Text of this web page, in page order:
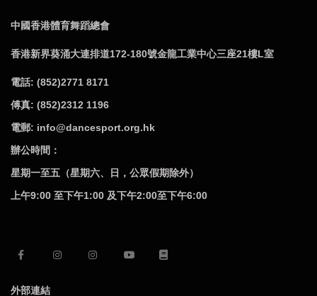
中國香港體育舞蹈總會
香港新界葵涌大連排道172-180號金龍工業中心三座21樓L室
電話: (852)2771 8171
傅真: (852)2312 1196
電郵: info@dancesport.org.hk
辦公時間：
星期一至五（星期六、日，公眾假期除外）
上午9:00 至下午1:00 及下午2:00至下午6:00
外部連結